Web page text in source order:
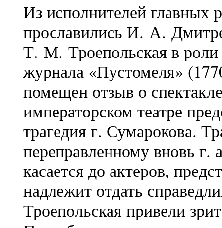
Из исполнителей главных
прославились И. А.
Т. М. Троепольская в
журнала «Пустомеля»
помещен отзыв о
императорском театре
трагедия г. Сумарокова.
переправленному вновь
касается до актеров,
надлежит отдать
Троепольская привели